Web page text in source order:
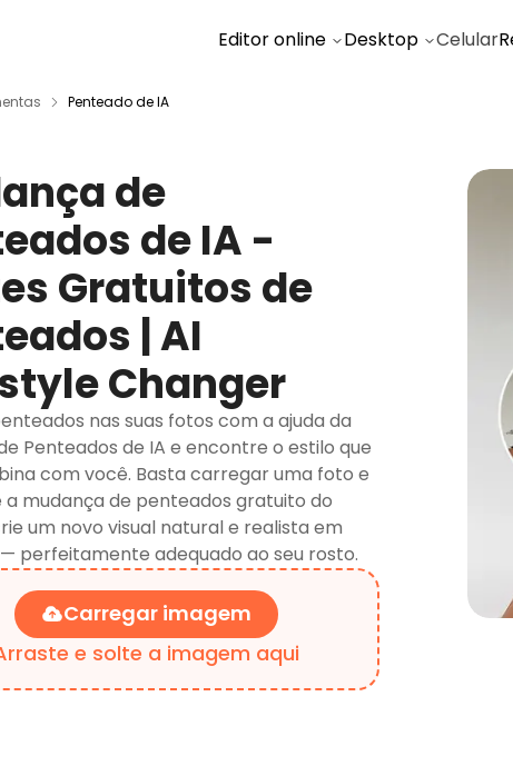
Editor online Desktop Celular
Penteado de IA
de
de IA -
Gratuitos de
| AI
Changer
nas suas fotos com a ajuda da
Penteados de IA e encontre o estilo que
com você. Basta carregar uma foto e
a mudança de penteados gratuito do
um novo visual natural e realista em
perfeitamente adequado ao seu rosto.
Carregar imagem
e solte a imagem aqui